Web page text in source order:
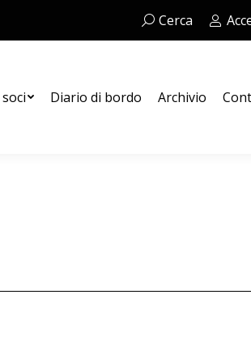
Cerca:Cerca
Diario di bordo Archivio
Contatti